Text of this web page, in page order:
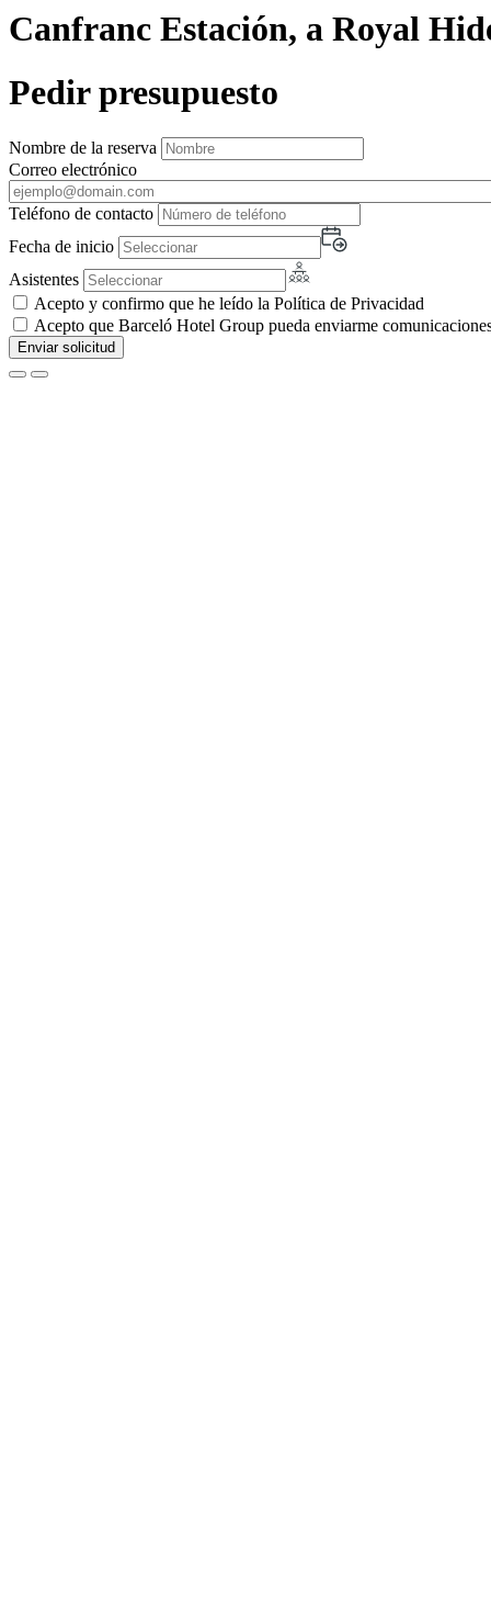
Canfranc Estación, a Royal
Pedir presupuesto
Nombre de la reserva
Correo electrónico
Teléfono de contacto
Fecha de inicio
Asistentes
Acepto y confirmo que he leído la Política de Privacidad
Acepto que Barceló Hotel Group pueda enviarme
Enviar solicitud